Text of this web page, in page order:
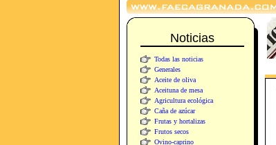
Noticias
Todas las noticias
Generales
Aceite de oliva
Aceituna de mesa
Agricultura ecológica
Caña de azúcar
Frutas y hortalizas
Frutos secos
Ovino-caprino